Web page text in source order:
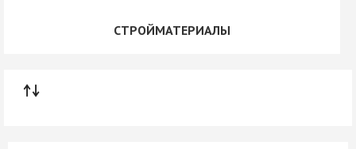
СТРОЙМАТЕРИАЛЫ